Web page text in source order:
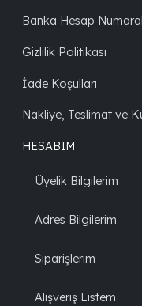
Banka Hesap
Gizlilik Politikası
İade Koşulları
Nakliye, Teslimat ve
HESABIM
Üyelik Bilgilerim
Adres Bilgilerim
Siparişlerim
Alışveriş Listem